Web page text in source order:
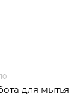
10
для мытья